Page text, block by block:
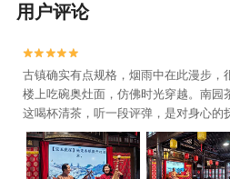
用户评论


古镇确实有点规格，烟雨中在此漫步，
楼上吃碗奥灶面，仿佛时光穿越。南园
这喝杯清茶，听一段评弹，是对身心的